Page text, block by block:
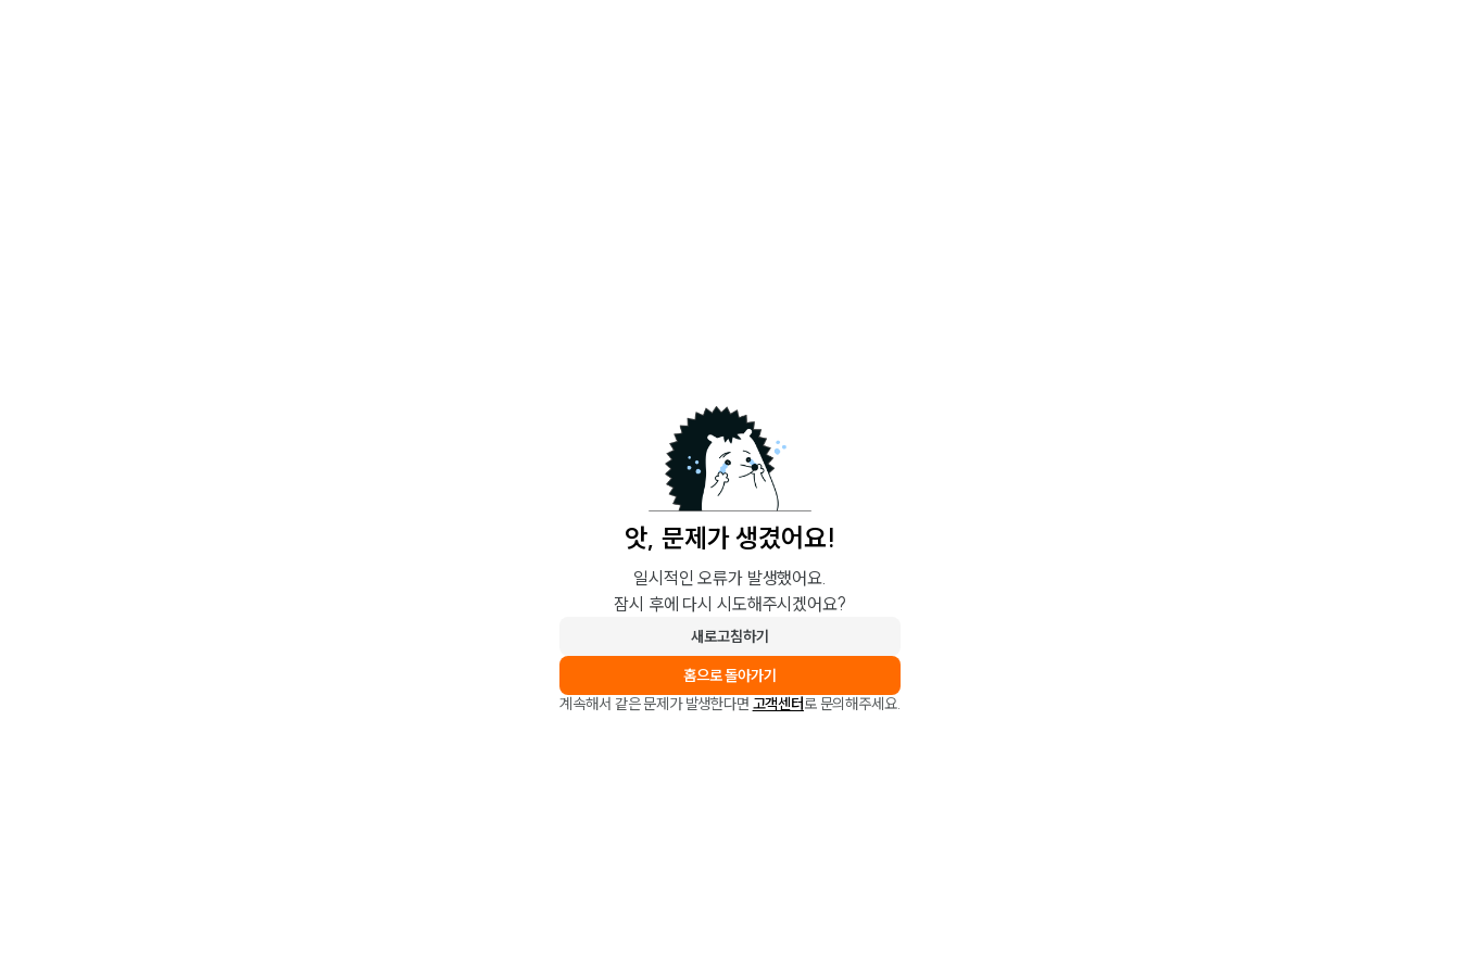
앗, 문제가 생겼어요!
일시적인 오류가 발생했어요.
잠시 후에 다시 시도해주시겠어요?
새로고침하기
홈으로 돌아가기
계속해서 같은 문제가 발생한다면 고객센터로 문의해주세요.